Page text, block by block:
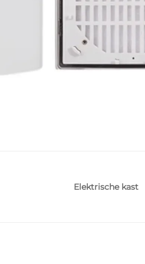
Elektrische kast